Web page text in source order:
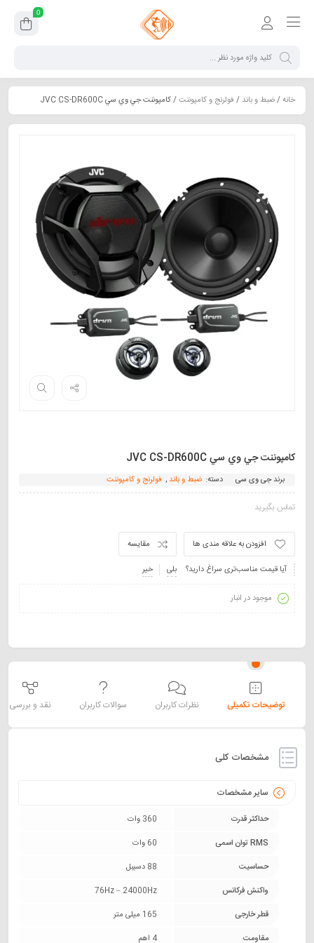
0
خانه/ضبط و باند / فولرنج و کامپوننت/ كامپوننت جي وي سي JVC CS-DR600C
كامپوننت جي وي سي JVC CS-DR600C
برندجی وی سی دسته: ضبط و باند , فولرنج و کامپوننت
تماس بگیرید
مقایسه
افزودن به علاقه مندی ها
آیا قیمت مناسب‌تری سراغ دارید؟
بلی خیر
موجود در انبار
توضیحات تکمیلی نظرات کاربران سوالات کاربران نقد و بررسی
مشخصات کلی
سایر مشخصات
حداکثر قدرت
360 وات
RMS توان اسمی
60 وات
حساسیت
88 دسیبل
واکنش فرکانس
76Hz – 24000Hz
قطر خارجی
165 میلی متر
مقاومت
4 اهم